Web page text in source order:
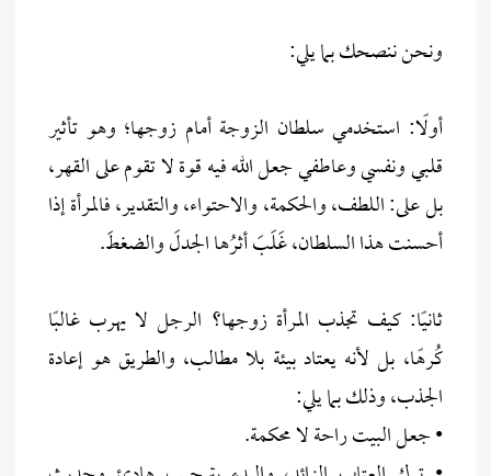
ونحن ننصحك بما يلي:
أولًا: استخدمي سلطان الزوجة أمام زوجها؛ وهو تأثير
قلبي ونفسي وعاطفي جعل الله فيه قوة لا تقوم على القهر،
بل على: اللطف، والحكمة، والاحتواء، والتقدير، فالمرأة إذا
أحسنت هذا السلطان، غَلَبَ أثرُها الجدلَ والضغطَ.
ثانيًا: كيف تجذب المرأة زوجها؟ الرجل لا يهرب غالبًا
كُرهًا، بل لأنه يعتاد بيئة بلا مطالب، والطريق هو إعادة
الجذب، وذلك بما يلي:
• جعل البيت راحة لا محكمة.